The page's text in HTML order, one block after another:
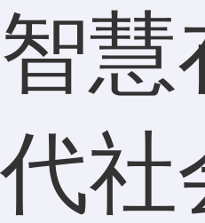
智慧
代社